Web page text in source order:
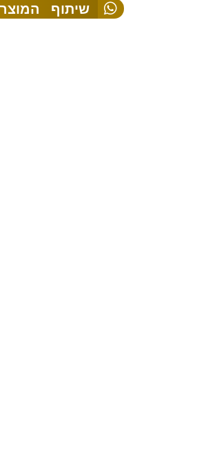
שיתוף המוצר